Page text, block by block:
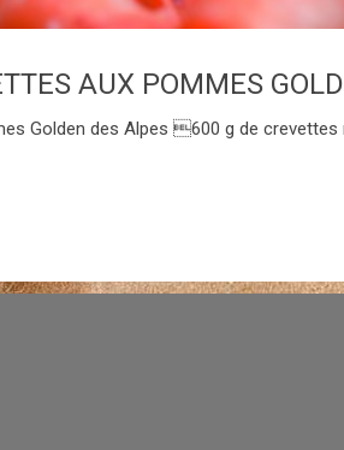
AUX POMMES
Golden des Alpes 600 g de